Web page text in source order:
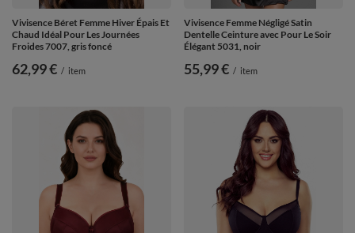
Vivisence Béret Femme Hiver Épais Et
Chaud Idéal Pour Les Journées
Froides 7007, gris foncé
62,99 € / item
Vivisence Femme Négligé Satin
Dentelle Ceinture avec Pour Le Soir
Élégant 5031, noir
55,99 € / item